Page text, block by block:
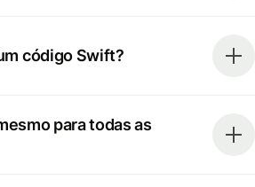
código Swift?
para todas as